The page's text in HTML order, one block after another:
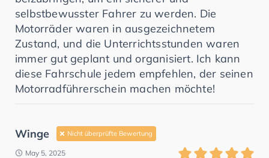
selbstbewusster Fahrer zu werden. Die
Motorräder waren in ausgezeichnetem
Zustand, und die Unterrichtsstunden waren
immer gut geplant und organisiert. Ich kann
diese Fahrschule jedem empfehlen, der seinen
Motorradführerschein machen möchte!
Winge Nicht überprüfte Bewertung
May 5, 2025